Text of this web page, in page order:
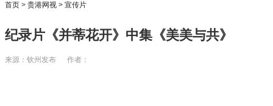
首页 > 贵港网视 > 宣传片
纪录片《并蒂花开》中集《美美与共》
来源：钦州发布 作者：